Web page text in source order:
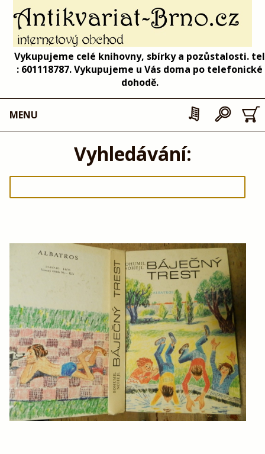
Vykupujeme celé knihovny, sbírky a pozůstalosti. tel
: 601118787. Vykupujeme u Vás doma po telefonické
dohodě.
MENU
Vyhledávání: